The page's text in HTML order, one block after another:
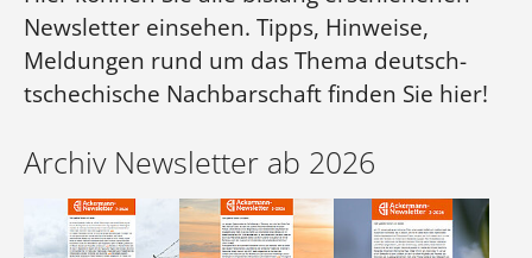
Newsletter einsehen. Tipps, Hinweise,
Meldungen rund um das Thema deutsch-
tschechische Nachbarschaft finden Sie hier!
Archiv Newsletter ab 2026